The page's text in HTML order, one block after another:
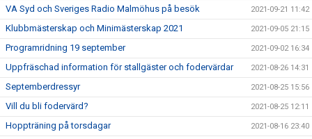
VA Syd och Sveriges Radio Malmöhus på besök 2021-09-21 11:42
Klubbmästerskap och Minimästerskap 2021 2021-09-05 21:15
Programridning 19 september 2021-09-02 16:34
Uppfräschad information för stallgäster och fodervärdar 2021-08-26 14:31
Septemberdressyr 2021-08-25 15:56
Vill du bli fodervärd? 2021-08-25 12:11
Hoppträning på torsdagar 2021-08-16 23:40